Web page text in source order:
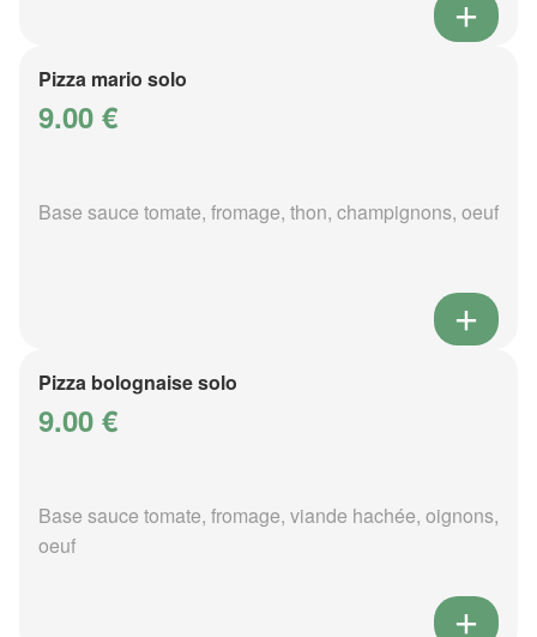
Pizza mario solo
9.00 €
Base sauce tomate, fromage, thon, champignons, oeuf
Pizza bolognaise solo
9.00 €
Base sauce tomate, fromage, viande hachée, oignons,
oeuf